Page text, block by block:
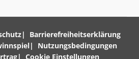
Barrierefreiheitserklärung
Nutzungsbedingungen
Cookie Einstellungen